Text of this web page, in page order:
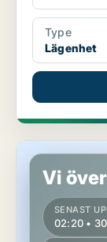
Type
Lägenhet
Lägenhet i Piteå,
Vi
SENAST
02:20 •